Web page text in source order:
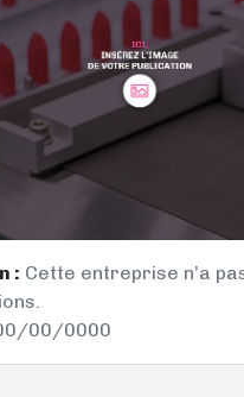
: Cette entreprise n’a
00/0000